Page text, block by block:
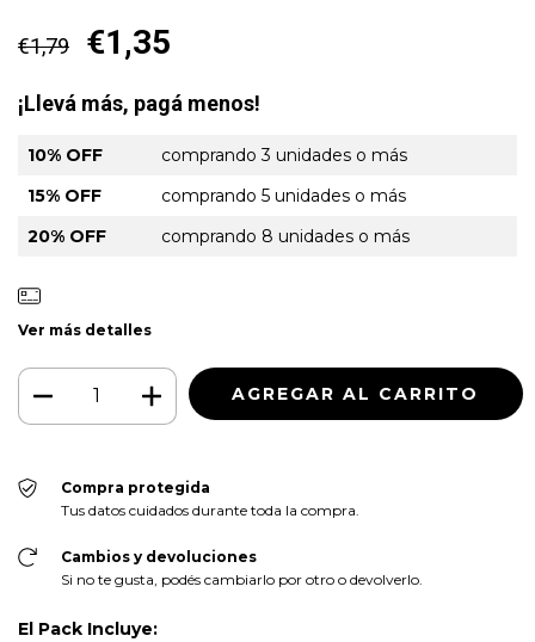
€1,79 €1,35
¡Llevá más, pagá menos!
10% OFF
comprando 3 unidades o más
15% OFF
comprando 5 unidades o más
20% OFF
comprando 8 unidades o más
Ver más detalles
Compra protegida
Tus datos cuidados durante toda la compra.
Cambios y devoluciones
Si no te gusta, podés cambiarlo por otro o devolverlo.
El Pack Incluye: